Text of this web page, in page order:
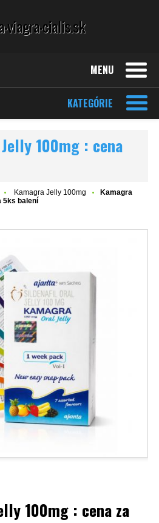
MENU
KATEGÓRIE
100mg : cena
Kamagra Jelly 100mg
Kamagra
5ks balení
100mg : cena za